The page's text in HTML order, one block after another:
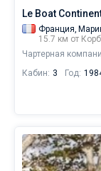
Le Boat
Франция,
15.7 км от
Чартерная
Кабин: 3 Год: